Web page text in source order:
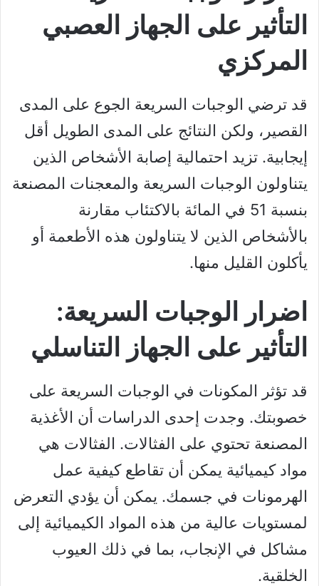
التأثير على الجهاز العصبي
المركزي
قد ترضي الوجبات السريعة الجوع على المدى
القصير، ولكن النتائج على المدى الطويل أقل
إيجابية. تزيد احتمالية إصابة الأشخاص الذين
يتناولون الوجبات السريعة والمعجنات المصنعة
بنسبة 51 في المائة بالاكتئاب مقارنة
بالأشخاص الذين لا يتناولون هذه الأطعمة أو
يأكلون القليل منها.
اضرار الوجبات السريعة:
التأثير على الجهاز التناسلي
قد تؤثر المكونات في الوجبات السريعة على
خصوبتك. وجدت إحدى الدراسات أن الأغذية
المصنعة تحتوي على الفثالات. الفثالات هي
مواد كيميائية يمكن أن تقاطع كيفية عمل
الهرمونات في جسمك. يمكن أن يؤدي التعرض
لمستويات عالية من هذه المواد الكيميائية إلى
مشاكل في الإنجاب، بما في ذلك العيوب
الخلقية.